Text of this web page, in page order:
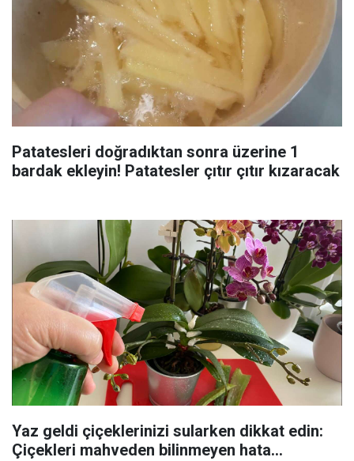
Patatesleri doğradıktan sonra üzerine 1
bardak ekleyin! Patatesler çıtır çıtır kızaracak
Yaz geldi çiçeklerinizi sularken dikkat edin:
Çiçekleri mahveden bilinmeyen hata...